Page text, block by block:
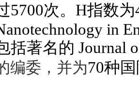
5700次。 H指数为
in
括著名的 Journal
编委，并为70种